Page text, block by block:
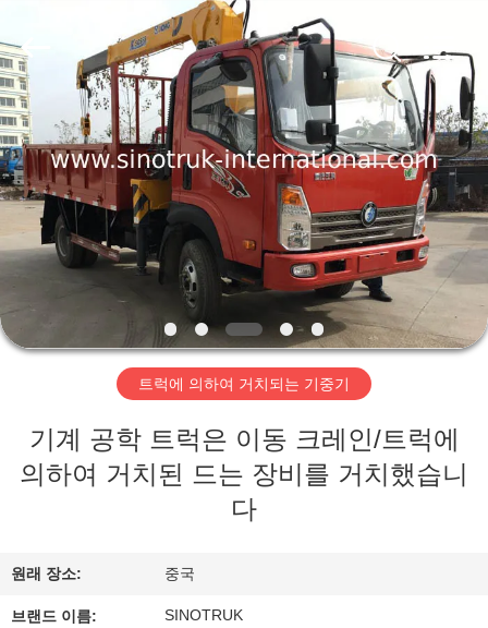
집
제
품
우
리
한
공
-
2026
SINOTRUK
INTERNATIONAL
CO.,
LTD..
All
Rights
Reserved.
트럭에 의하여 거치되는 기중기
기계 공학 트럭은 이동 크레인/트럭에
의하여 거치된 드는 장비를 거치했습니
다
원래 장소: 중국
브랜드 이름: SINOTRUK